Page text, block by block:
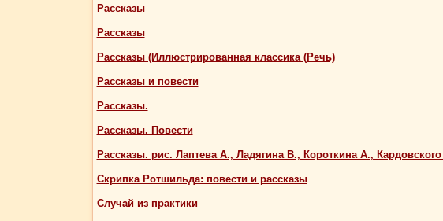
Рассказы
Рассказы
Рассказы (Иллюстрированная классика (Речь)
Рассказы и повести
Рассказы.
Рассказы. Повести
Рассказы. рис. Лаптева А., Ладягина В., Короткина А.,
Скрипка Ротшильда: повести и рассказы
Случай из практики